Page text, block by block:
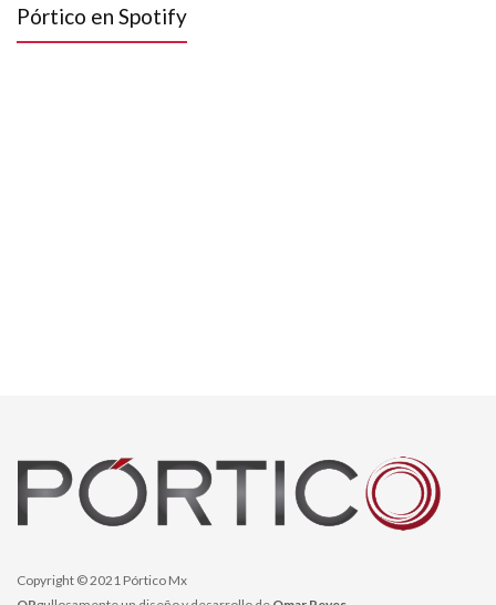
Pórtico en Spotify
Copyright © 2021 Pórtico Mx